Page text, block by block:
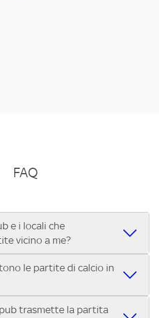
FAQ
e i locali che
vicino a me?
o locale vicino a te per
ENILIVE, la Serie C Sky Wifi, la
la UEFA Europa League, la UEFA
la Formula 1®, la MotoGP™ e
le partite di calcio in
o ristoranti mostrano le partite
trasmette la partita